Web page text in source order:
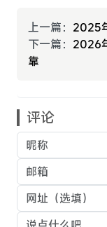
上一篇： 2025
下一篇： 2026
靠
评论